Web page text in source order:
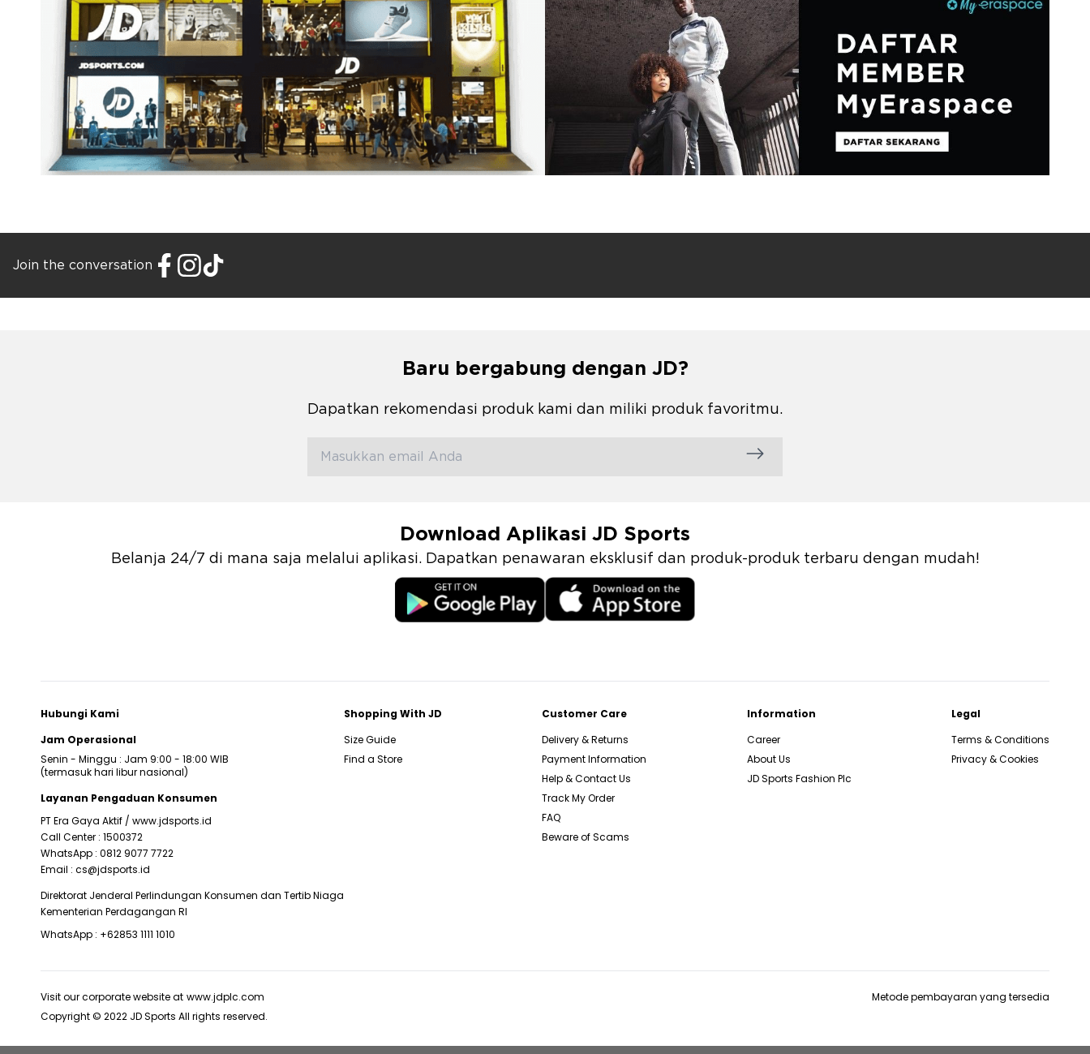
Join the conversation
Baru bergabung dengan JD?
Dapatkan rekomendasi produk kami dan miliki produk favoritmu.
Download Aplikasi JD Sports
Belanja 24/7 di mana saja melalui aplikasi. Dapatkan penawaran eksklusif dan produk-produk terbaru dengan mudah!
Hubungi Kami
Jam Operasional
Senin - Minggu : Jam 9:00 - 18:00 WIB
(termasuk hari libur nasional)
Layanan Pengaduan Konsumen
PT Era Gaya Aktif / www.jdsports.id
Call Center : 1500372
WhatsApp : 0812 9077 7722
Email : cs@jdsports.id
Direktorat Jenderal Perlindungan Konsumen dan Tertib Niaga
Kementerian Perdagangan RI
WhatsApp : +62853 1111 1010
Shopping With JD
Size Guide
Find a Store
Customer Care
Delivery & Returns
Payment Information
Help & Contact Us
Track My Order
FAQ
Beware of Scams
Information
Career
About Us
JD Sports Fashion Plc
Legal
Terms & Conditions
Privacy & Cookies
Visit our corporate website at www.jdplc.com
Copyright © 2022 JD Sports All rights reserved.
Metode pembayaran yang tersedia